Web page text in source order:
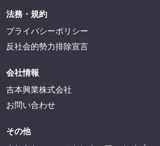
FANY Crowdfunding
FANY Mall
FANY Commu
法務・規約
プライバシーポリシー
反社会的勢力排除宣言